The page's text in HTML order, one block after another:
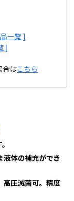
一覧 ]
]
合はこちら
体の補充ができ
高圧滅菌可。精度